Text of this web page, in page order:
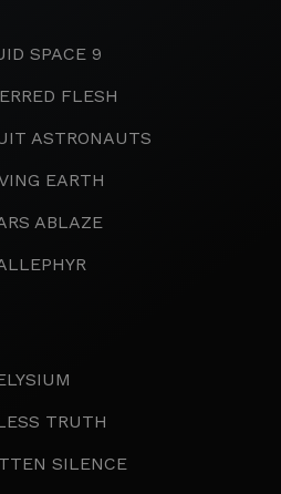
SPACE 9
FLESH
ASTRONAUTS
EARTH
ABLAZE
TRUTH
SILENCE